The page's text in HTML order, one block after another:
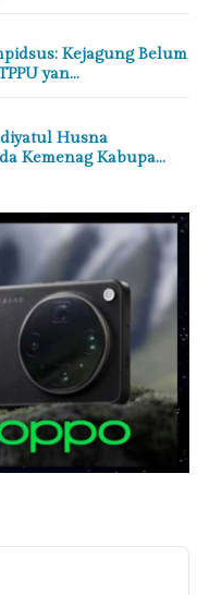
Kejagung Belum
yan…
Husna
Kemenag Kabupa…